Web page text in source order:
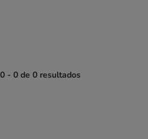
0 - 0 de 0 resultados